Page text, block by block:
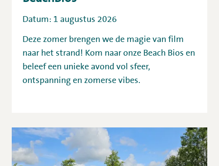
Datum: 1 augustus 2026
Deze zomer brengen we de magie van film
naar het strand! Kom naar onze Beach Bios en
beleef een unieke avond vol sfeer,
ontspanning en zomerse vibes.